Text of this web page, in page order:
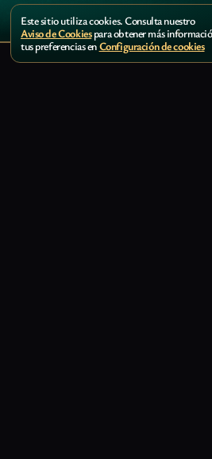
Este sitio utiliza cookies. Consulta nuestro
Aviso de Cookiespara obtener más
tus preferencias enConfiguración de cookies